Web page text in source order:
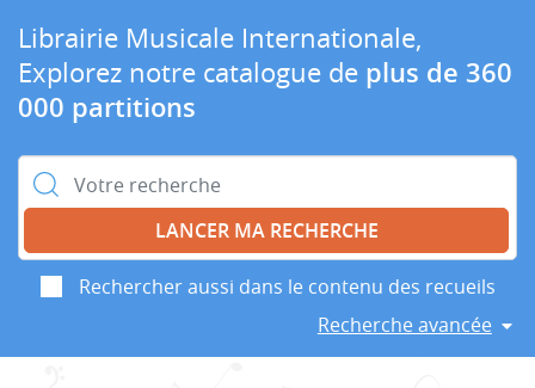
Librairie Musicale Internationale,
Explorez notre catalogue de plus de 360
000 partitions
Rechercher :
Rechercher aussi dans le contenu des recueils
Recherche avancée